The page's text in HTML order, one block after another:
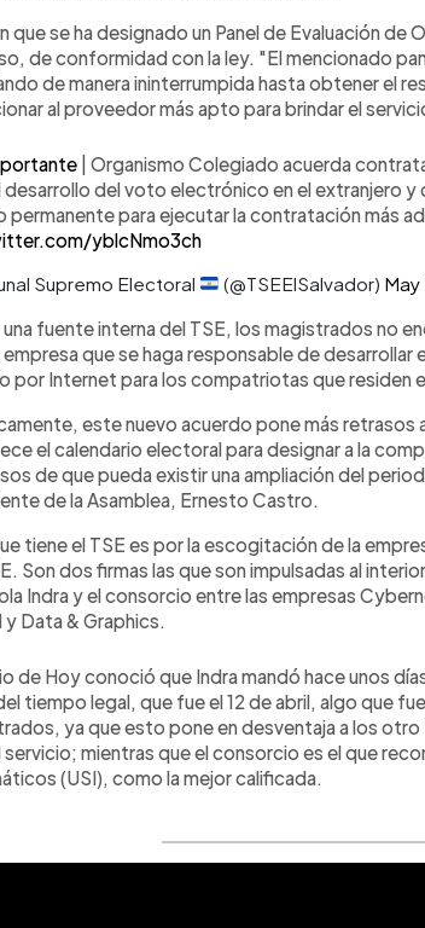
que se ha designado un Panel de Evaluación de
de conformidad con la ley. "El mencionado
de manera ininterrumpida hasta obtener el
al proveedor más apto para brindar el
| Organismo Colegiado acuerda
desarrollo del voto electrónico en el extranjero y
permanente para ejecutar la contratación más
yblcNmo3ch
Supremo Electoral
(@TSEElSalvador) May
una fuente interna del TSE, los magistrados no
empresa que se haga responsable de
por Internet para los compatriotas que residen
este nuevo acuerdo pone más retrasos
el calendario electoral para designar a la
de que pueda existir una ampliación del
de la Asamblea, Ernesto Castro.
tiene el TSE es por la escogitación de la
Son dos firmas las que son impulsadas al
Indra y el consorcio entre las empresas
y Data & Graphics.
de Hoy conoció que Indra mandó hace unos
tiempo legal, que fue el 12 de abril, algo que
ya que esto pone en desventaja a los
servicio; mientras que el consorcio es el que
(USI), como la mejor calificada.